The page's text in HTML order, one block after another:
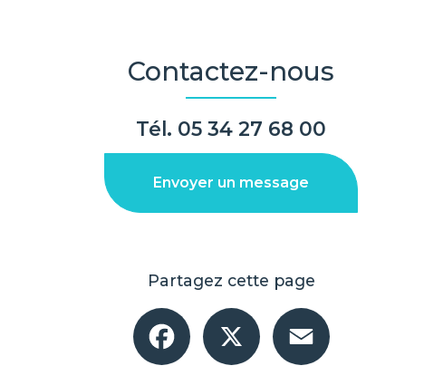
Contactez-nous
Tél. 05 34 27 68 00
Envoyer un message
Partagez cette page
Facebook